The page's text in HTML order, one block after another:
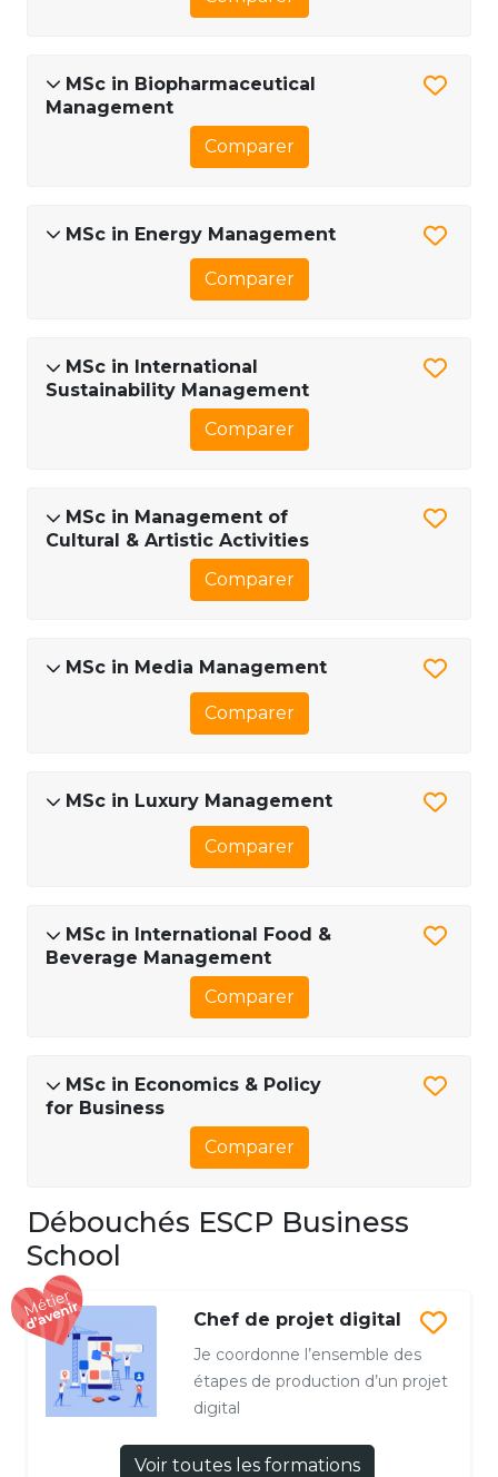
MSc in Biopharmaceutical
Management
Comparer
MSc in Energy Management
Comparer
MSc in International
Sustainability Management
Comparer
MSc in Management of
Cultural & Artistic Activities
Comparer
MSc in Media Management
Comparer
MSc in Luxury Management
Comparer
MSc in International Food &
Beverage Management
Comparer
MSc in Economics & Policy
for Business
Comparer
Débouchés ESCP Business
School
Chef de projet digital
Je coordonne l’ensemble des
étapes de production d’un projet
digital
Voir toutes les formations